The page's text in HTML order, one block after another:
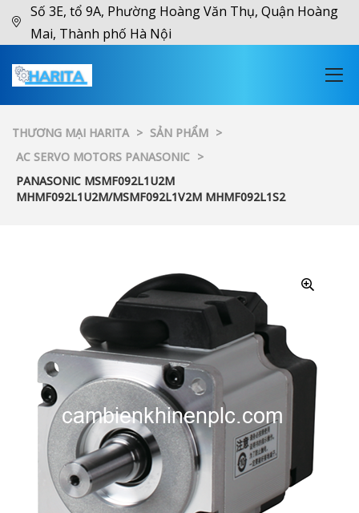
Số 3E, tổ 9A, Phường Hoàng Văn Thụ, Quận Hoàng
Mai, Thành phố Hà Nội
THƯƠNG MẠI HARITA > SẢN PHẨM >
AC SERVO MOTORS PANASONIC >
PANASONIC MSMF092L1U2M
MHMF092L1U2M/MSMF092L1V2M MHMF092L1S2